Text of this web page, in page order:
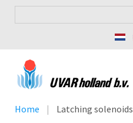
Home Latching solenoids